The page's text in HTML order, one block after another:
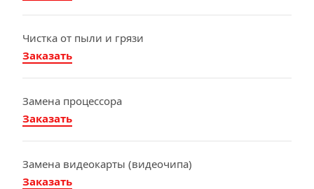
Чистка от пыли и грязи
Заказать
Замена процессора
Заказать
Замена видеокарты (видеочипа)
Заказать